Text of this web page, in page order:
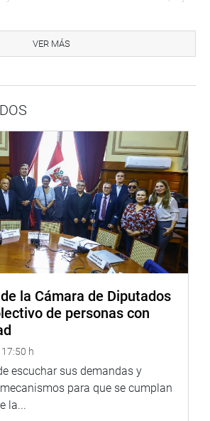
que tiene muy buena voluntad para
problemas que hay en el país
Medina Minaya (RP), José Luna
Martínez (AP) y Juan Burgos (Avanza
el dictamen regrese a las
para una mejor redacción.
VER MÁS
la Cámara de Diputados
de personas con
h
escuchar sus demandas y
para que se cumplan
la...